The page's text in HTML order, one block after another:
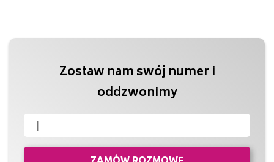
Zostaw nam swój numer i
oddzwonimy